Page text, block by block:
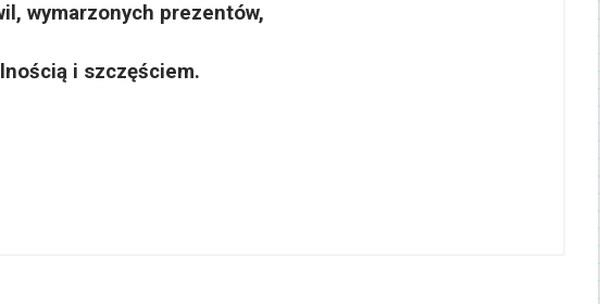
wymarzonych prezentów,
i szczęściem.